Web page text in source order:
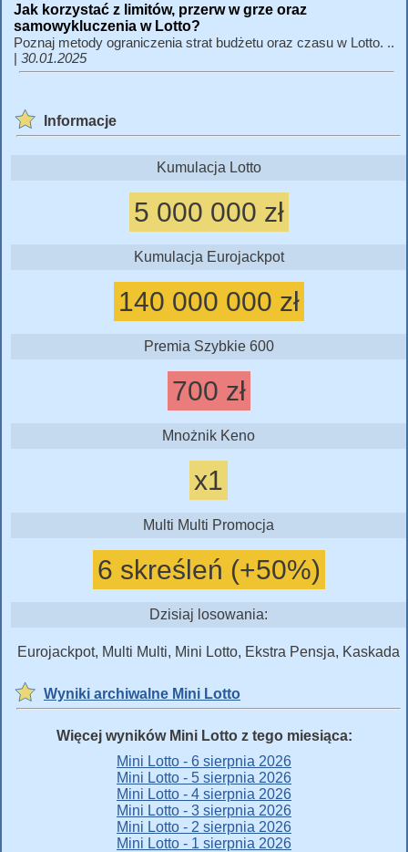
Jak korzystać z limitów, przerw w grze oraz
samowykluczenia w Lotto?
Poznaj metody ograniczenia strat budżetu oraz czasu w Lotto. ..
| 30.01.2025
Informacje
Kumulacja Lotto
5 000 000 zł
Kumulacja Eurojackpot
140 000 000 zł
Premia Szybkie 600
700 zł
Mnożnik Keno
x1
Multi Multi Promocja
6 skreśleń (+50%)
Dzisiaj losowania:
Eurojackpot, Multi Multi, Mini Lotto, Ekstra Pensja, Kaskada
Wyniki archiwalne Mini Lotto
Więcej wyników Mini Lotto z tego miesiąca:
Mini Lotto - 6 sierpnia 2026
Mini Lotto - 5 sierpnia 2026
Mini Lotto - 4 sierpnia 2026
Mini Lotto - 3 sierpnia 2026
Mini Lotto - 2 sierpnia 2026
Mini Lotto - 1 sierpnia 2026